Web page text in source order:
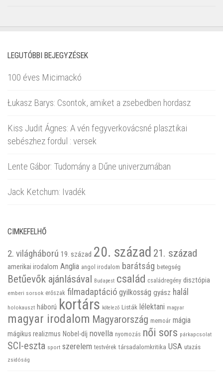
LEGUTÓBBI BEJEGYZÉSEK
100 éves Micimackó
Łukasz Barys: Csontok, amiket a zsebedben hordasz
Kiss Judit Ágnes: A vén fegyverkovácsné plasztikai
sebészhez fordul : versek
Lente Gábor: Tudomány a Dűne univerzumában
Jack Ketchum: Ivadék
CIMKEFELHŐ
2. világháború 19. század 20. század 21. század
amerikai irodalom Anglia angol irodalom barátság betegség
Betűevők ajánlásával Budapest család családregény disztópia
emberi sorsok erőszak filmadaptáció gyilkosság gyász halál
holokauszt háború kortárs kötelező Listák lélektani magyar
magyar irodalom Magyarország memoár mágia
mágikus realizmus Nobel-díj novella nyomozás női sors párkapcsolat
SCI-eszta sport szerelem testvérek társadalomkritika USA utazás
zsidóság